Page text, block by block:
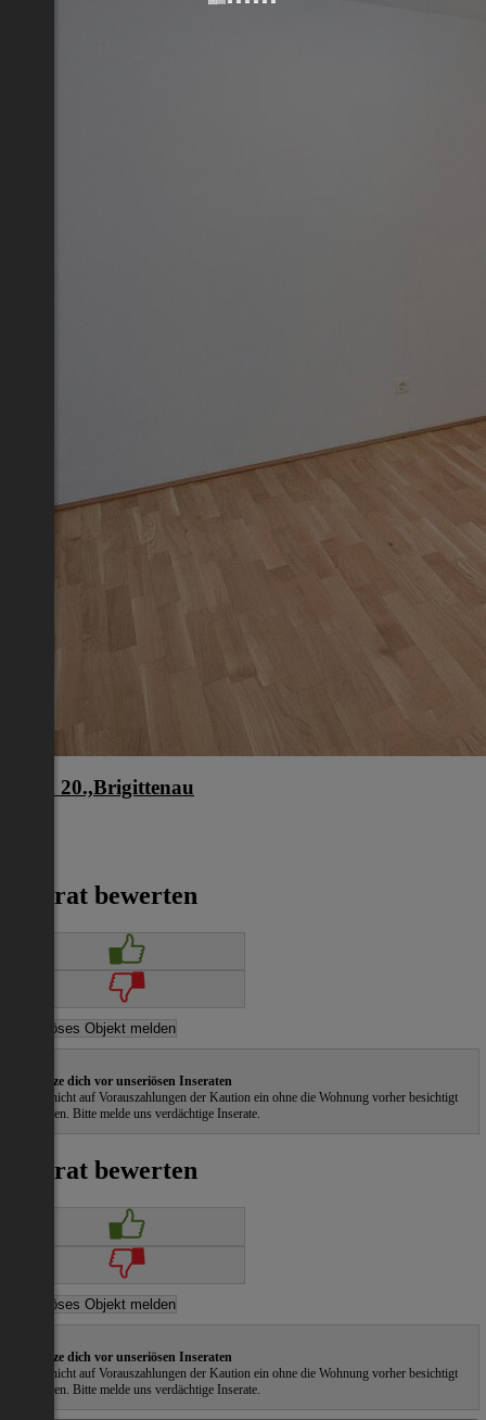
Wien 20.,Brigittenau
Inserat bewerten
Schütze dich vor unseriösen Inseraten
Gehe nicht auf Vorauszahlungen der Kaution ein ohne die Wohnung vorher besichtigt
zu haben. Bitte melde uns verdächtige Inserate.
Inserat bewerten
Schütze dich vor unseriösen Inseraten
Gehe nicht auf Vorauszahlungen der Kaution ein ohne die Wohnung vorher besichtigt
zu haben. Bitte melde uns verdächtige Inserate.